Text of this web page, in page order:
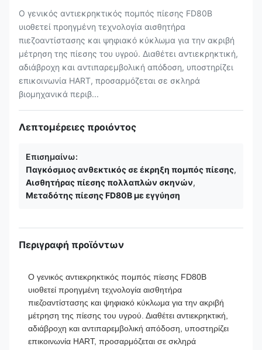
Ο γενικός αντιεκρηκτικός πομπός πίεσης FD80B
υιοθετεί προηγμένη τεχνολογία αισθητήρα
πιεζοαντίστασης και ψηφιακό κύκλωμα για την ακριβή
μέτρηση της πίεσης του υγρού. Διαθέτει αντιεκρηκτική,
αδιάβροχη και αντιπαρεμβολική απόδοση, υποστηρίζει
επικοινωνία HART, προσαρμόζεται σε σκληρά
βιομηχανικά περιβ...
Λεπτομέρειες προιόντος
Επισημαίνω:
Παγκόσμιος ανθεκτικός σε έκρηξη πομπός πίεσης,
Αισθητήρας πίεσης πολλαπλών σκηνών,
Μεταδότης πίεσης FD80B με εγγύηση
Περιγραφή προϊόντων
Ο γενικός αντιεκρηκτικός πομπός πίεσης FD80B
υιοθετεί προηγμένη τεχνολογία αισθητήρα
πιεζοαντίστασης και ψηφιακό κύκλωμα για την ακριβή
μέτρηση της πίεσης του υγρού. Διαθέτει αντιεκρηκτική,
αδιάβροχη και αντιπαρεμβολική απόδοση, υποστηρίζει
επικοινωνία HART, προσαρμόζεται σε σκληρά